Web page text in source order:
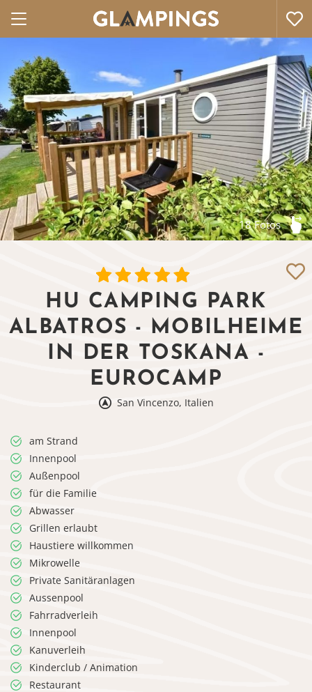
18 Fotos
HU CAMPING PARK
ALBATROS - MOBILHEIME
IN DER TOSKANA -
EUROCAMP
San Vincenzo, Italien
am Strand
Innenpool
Außenpool
für die Familie
Abwasser
Grillen erlaubt
Haustiere willkommen
Mikrowelle
Private Sanitäranlagen
Aussenpool
Fahrradverleih
Innenpool
Kanuverleih
Kinderclub / Animation
Restaurant